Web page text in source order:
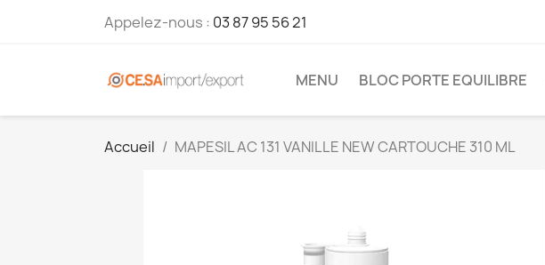
Appelez-nous : 03 87 95 56 21
MENU BLOC PORTE EQUILIBRE
Accueil MAPESIL AC 131 VANILLE NEW CARTOUCHE 310 ML